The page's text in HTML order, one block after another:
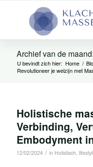
Archief van de
U bevindt zich hier: Home /
Revolutioneer je welzijn met
Holistische
Verbinding,
Embodyment
12/02/2024 / in Holistisch,